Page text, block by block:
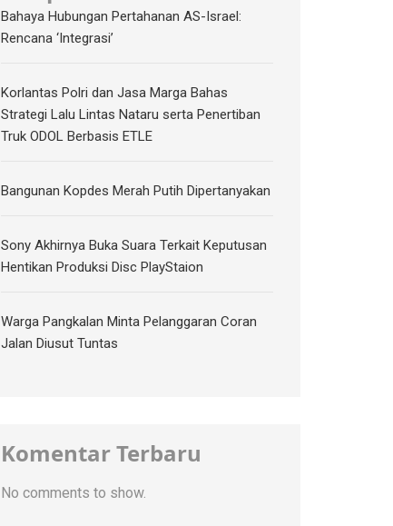
Bahaya Hubungan Pertahanan AS-Israel:
Rencana ‘Integrasi’
Korlantas Polri dan Jasa Marga Bahas
Strategi Lalu Lintas Nataru serta Penertiban
Truk ODOL Berbasis ETLE
Bangunan Kopdes Merah Putih Dipertanyakan
Sony Akhirnya Buka Suara Terkait Keputusan
Hentikan Produksi Disc PlayStaion
Warga Pangkalan Minta Pelanggaran Coran
Jalan Diusut Tuntas
Komentar Terbaru
No comments to show.